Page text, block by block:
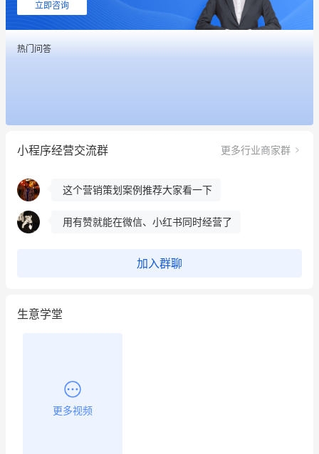
立即咨询
热门问答
小程序经营交流群 更多行业商家群
这个营销策划案例推荐大家看一下
昨晚的直播课程太好啦❤️
加入群聊
生意学堂
更多视频